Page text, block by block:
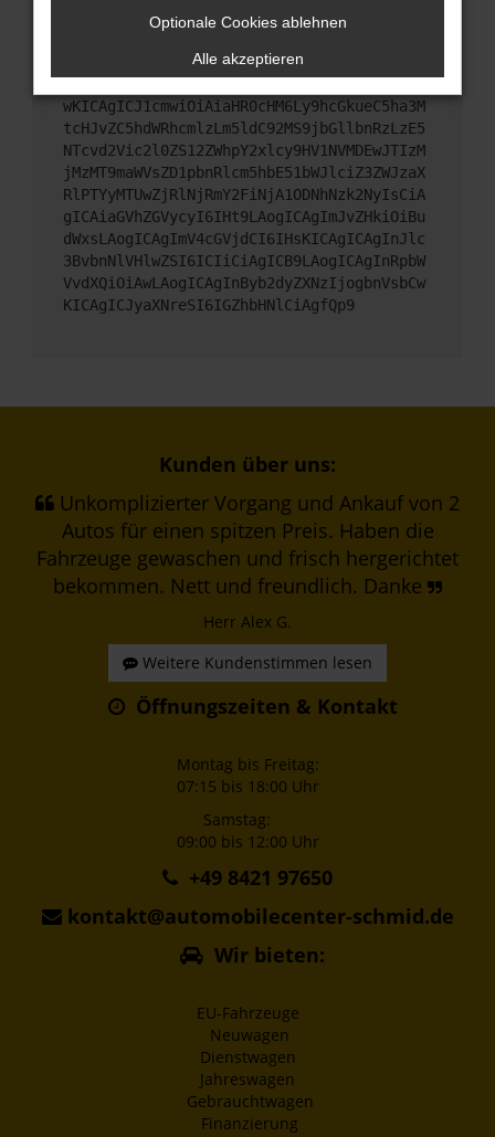
unterstützen:
ewogICJuYW1lIjogIk5ldHdvcmtFcnJvciIsCiAgI
mNvbmZpZyI6IHsKICAgICJtZXRob2QiOiAiR0VUIi
wKICAgICJ1cmwiOiAiaHR0cHM6Ly9hcGkueC5ha3M
tcHJvZC5hdWRhcmlzLm5ldC92MS9jbGllbnRzLzE5
NTcvd2Vic2l0ZS12ZWhpY2xlcy9HV1NVMDEwJTIzM
jMzMT9maWVsZD1pbnRlcm5hbE51bWJlciZ3ZWJzaX
RlPTYyMTUwZjRlNjRmY2FiNjA1ODNhNzk2NyIsCiA
gICAiaGVhZGVycyI6IHt9LAogICAgImJvZHkiOiBu
dWxsLAogICAgImV4cGVjdCI6IHsKICAgICAgInJlc
3BvbnNlVHlwZSI6ICIiCiAgICB9LAogICAgInRpbW
VvdXQiOiAwLAogICAgInByb2dyZXNzIjogbnVsbCw
KICAgICJyaXNreSI6IGZhbHNlCiAgfQp9
Kunden über uns:
Unkomplizierter Vorgang und Ankauf von 2
Autos für einen spitzen Preis. Haben die
Fahrzeuge gewaschen und frisch hergerichtet
bekommen. Nett und freundlich. Danke
Herr Alex G.
Weitere Kundenstimmen lesen
Öffnungszeiten & Kontakt
Montag bis Freitag:
07:15 bis 18:00 Uhr
Samstag:
09:00 bis 12:00 Uhr
+49 8421 97650
kontakt@automobilecenter-schmid.de
Wir bieten:
EU-Fahrzeuge
Neuwagen
Dienstwagen
Jahreswagen
Gebrauchtwagen
Finanzierung
Optionale Cookies ablehnen
Alle akzeptieren